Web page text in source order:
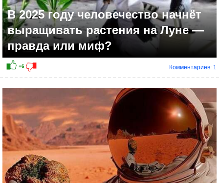
В 2025 году человечество начнёт
выращивать растения на Луне —
правда или миф?
Комментариев: 1